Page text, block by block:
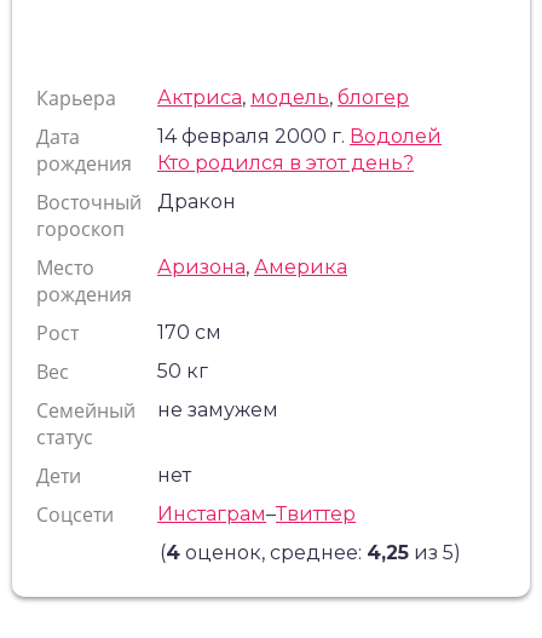
Карьера Актриса, модель, блогер
Дата
рождения
14 февраля 2000 г. Водолей
Кто родился в этот день?
Восточный
гороскоп
Дракон
Место
рождения
Аризона, Америка
Рост 170 см
Вес 50 кг
Семейный
статус
не замужем
Дети нет
Соцсети Инстаграм–Твиттер
(4оценок, среднее: 4,25из 5)